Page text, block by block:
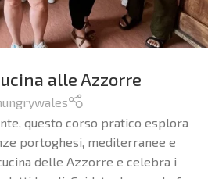
alle Azzorre
questo corso pratico esplora
portoghesi, mediterranee e
delle Azzorre e celebra i